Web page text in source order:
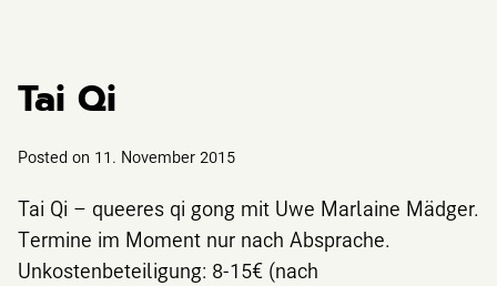
Tai Qi
Posted on 11. November 2015
Tai Qi – queeres qi gong mit Uwe Marlaine Mädger.
Termine im Moment nur nach Absprache.
Unkostenbeteiligung: 8-15€ (nach